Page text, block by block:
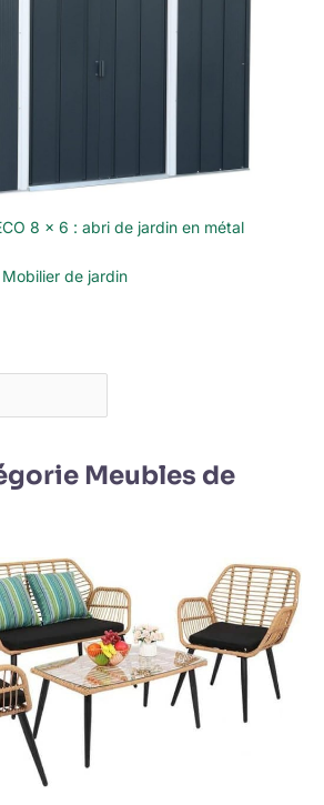
8 x 6 : abri de jardin en métal
Mobilier de jardin
Meubles de